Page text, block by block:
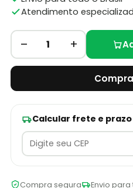
Atendimento
– 1 +
Calcular frete e prazo
Compra segura
Envio